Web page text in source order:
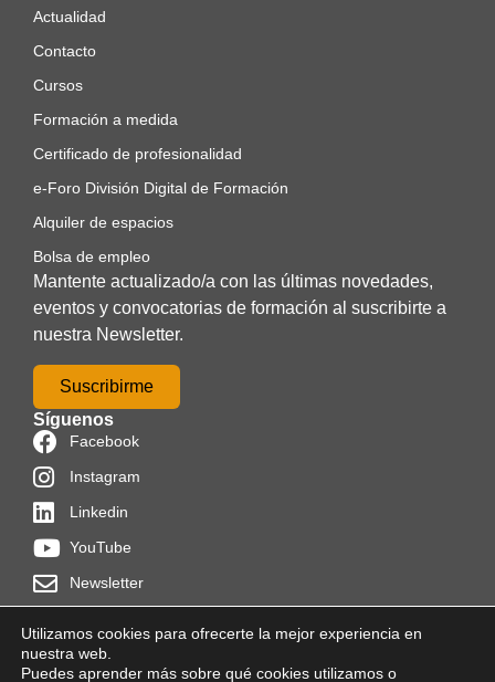
Actualidad
Contacto
Cursos
Formación a medida
Certificado de profesionalidad
e-Foro División Digital de Formación
Alquiler de espacios
Bolsa de empleo
Mantente actualizado/a con las últimas novedades,
eventos y convocatorias de formación al suscribirte a
nuestra Newsletter.
Suscribirme
Síguenos
Facebook
Instagram
Linkedin
YouTube
Newsletter
Powered by Programon
Utilizamos cookies para ofrecerte la mejor experiencia en
nuestra web.
Puedes aprender más sobre qué cookies utilizamos o